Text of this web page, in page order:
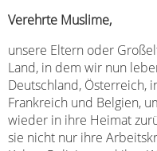
Verehrte Muslime,
unsere Eltern oder
Land, in dem wir nun
Deutschland, Österreich,
Frankreich und Belgien,
wieder in ihre Heimat
sie nicht nur ihre